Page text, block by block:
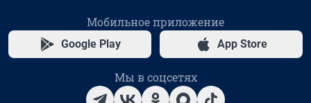
Мобильное приложение
Google Play App Store
Мы в соцсетях